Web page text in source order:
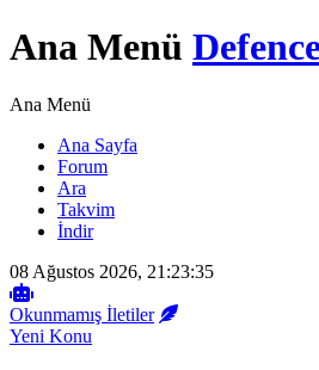
Ana Menü
Ana Menü
Ana Sayfa
Forum
Ara
Takvim
İndir
08 Ağustos 2026, 21:23:35
Okunmamış İletiler
Yeni Konu